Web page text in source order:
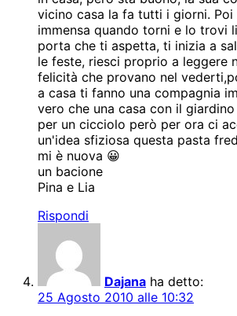
vicino casa la fa tutti i giorni. Poi
immensa quando torni e lo trovi
porta che ti aspetta, ti inizia a
le feste, riesci proprio a leggere
felicità che provano nel
a casa ti fanno una compagnia
vero che una casa con il
per un cicciolo però per ora ci
un'idea sfiziosa questa pasta
mi è nuova 😀
un bacione
Pina e Lia
Rispondi
Dajana ha detto:
25 Agosto 2010 alle 10:32